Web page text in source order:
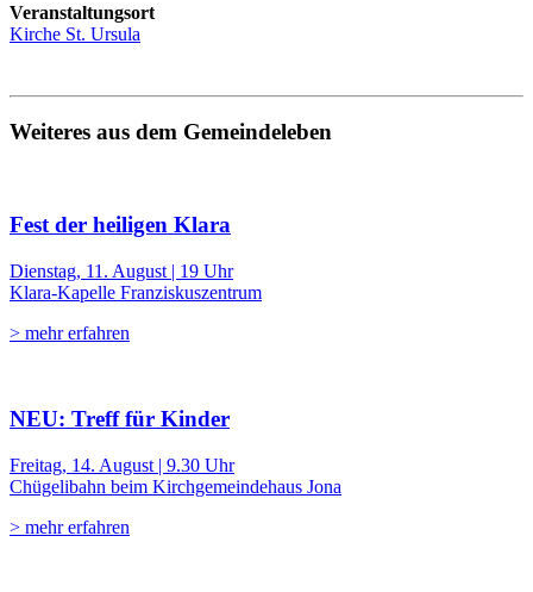
Veranstaltungsort
Kirche St. Ursula
Weiteres aus dem Gemeindeleben
Fest der heiligen Klara
Dienstag, 11. August | 19 Uhr
Klara-Kapelle Franziskuszentrum
> mehr erfahren
NEU: Treff für Kinder
Freitag, 14. August | 9.30 Uhr
Chügelibahn beim Kirchgemeindehaus Jona
> mehr erfahren